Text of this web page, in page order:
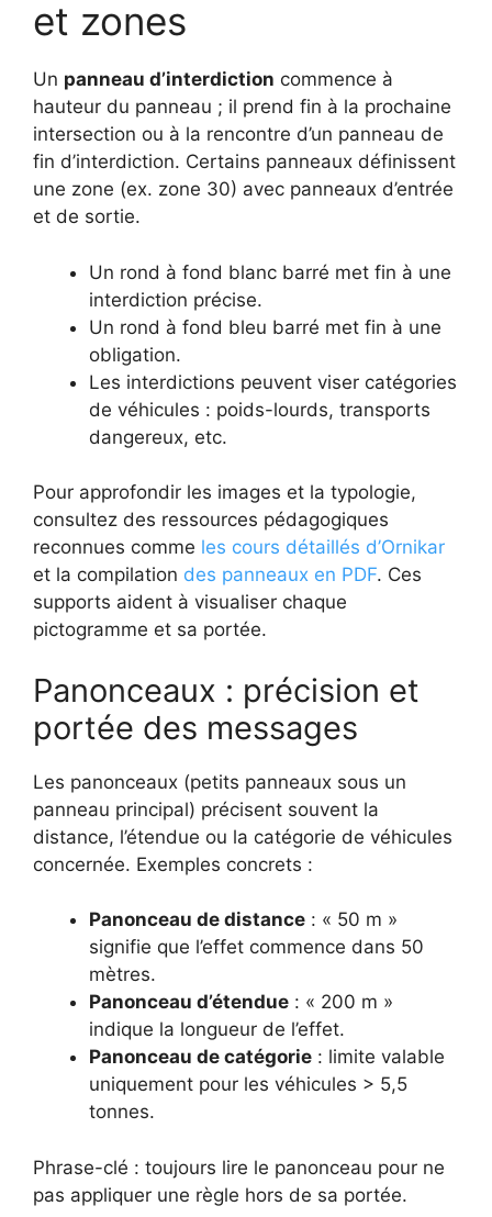
et zones
Un panneau d’interdiction commence à
hauteur du panneau ; il prend fin à la prochaine
intersection ou à la rencontre d’un panneau de
fin d’interdiction. Certains panneaux définissent
une zone (ex. zone 30) avec panneaux d’entrée
et de sortie.
Un rond à fond blanc barré met fin à une
interdiction précise.
Un rond à fond bleu barré met fin à une
obligation.
Les interdictions peuvent viser catégories
de véhicules : poids-lourds, transports
dangereux, etc.
Pour approfondir les images et la typologie,
consultez des ressources pédagogiques
reconnues comme les cours détaillés d’Ornikar
et la compilation des panneaux en PDF. Ces
supports aident à visualiser chaque
pictogramme et sa portée.
Panonceaux : précision et
portée des messages
Les panonceaux (petits panneaux sous un
panneau principal) précisent souvent la
distance, l’étendue ou la catégorie de véhicules
concernée. Exemples concrets :
Panonceau de distance : « 50 m »
signifie que l’effet commence dans 50
mètres.
Panonceau d’étendue : « 200 m »
indique la longueur de l’effet.
Panonceau de catégorie : limite valable
uniquement pour les véhicules > 5,5
tonnes.
Phrase-clé : toujours lire le panonceau pour ne
pas appliquer une règle hors de sa portée.